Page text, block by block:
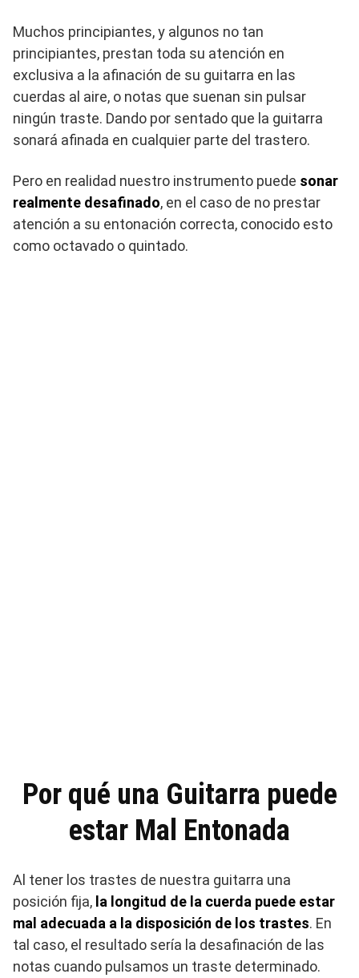
Muchos principiantes, y algunos no tan
principiantes, prestan toda su atención en
exclusiva a la afinación de su guitarra en las
cuerdas al aire, o notas que suenan sin pulsar
ningún traste. Dando por sentado que la guitarra
sonará afinada en cualquier parte del trastero.
Pero en realidad nuestro instrumento puede sonar
realmente desafinado, en el caso de no prestar
atención a su entonación correcta, conocido esto
como octavado o quintado.
Por qué una Guitarra puede
estar Mal Entonada
Al tener los trastes de nuestra guitarra una
posición fija, la longitud de la cuerda puede estar
mal adecuada a la disposición de los trastes. En
tal caso, el resultado sería la desafinación de las
notas cuando pulsamos un traste determinado.